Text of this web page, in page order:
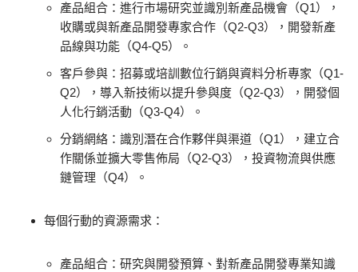
產品組合：進行市場研究並識別新產品機會（Q1），
收購或與新產品開發專家合作（Q2-Q3），開發新產
品線與功能（Q4-Q5）。
客戶參與：招募或培訓數位行銷與資料分析專家（Q1-
Q2），導入新技術以提升參與度（Q2-Q3），開發個
人化行銷活動（Q3-Q4）。
分銷網絡：識別潛在合作夥伴與渠道（Q1），建立合
作關係並擴大零售佈局（Q2-Q3），投資物流與供應
鏈管理（Q4）。
每個行動的資源需求：
產品組合：研究與開發預算、對新產品開發專業知識